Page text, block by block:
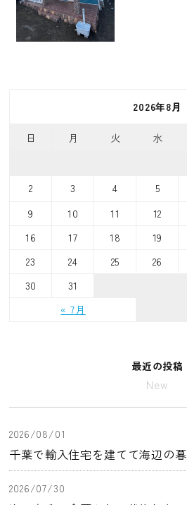
2026年8月
日 月 火 水
« 7月
2
3 4 5
9
10 11 12
16
17 18 19
23
24 25 26
30
31
最近の投稿
New
2026/08/01
千葉で輸入住宅を建てて海辺の
2026/07/30